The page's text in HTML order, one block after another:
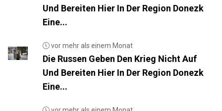
Und Bereiten Hier In Der Region Donezk
Eine...
vor mehr als einem Monat
Die Russen Geben Den Krieg Nicht Auf
Und Bereiten Hier In Der Region Donezk
Eine...